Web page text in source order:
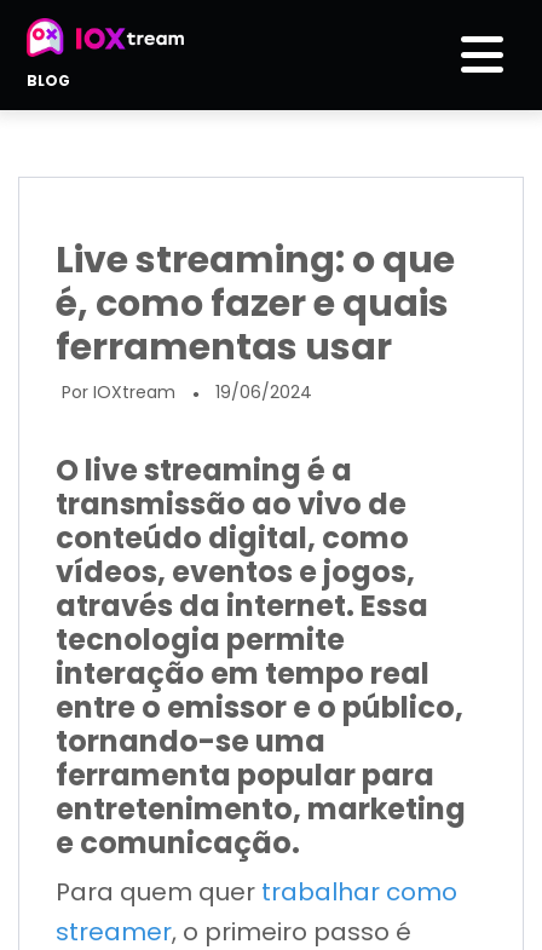
BLOG
Live streaming: o que
é, como fazer e quais
ferramentas usar
Por IOXtream ● 19/06/2024
O live streaming é a
transmissão ao vivo de
conteúdo digital, como
vídeos, eventos e jogos,
através da internet. Essa
tecnologia permite
interação em tempo real
entre o emissor e o público,
tornando-se uma
ferramenta popular para
entretenimento, marketing
e comunicação.
Para quem quer trabalhar como
streamer, o primeiro passo é